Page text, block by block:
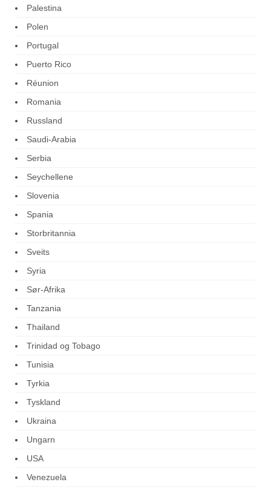
Palestina
Polen
Portugal
Puerto Rico
Réunion
Romania
Russland
Saudi-Arabia
Serbia
Seychellene
Slovenia
Spania
Storbritannia
Sveits
Syria
Sør-Afrika
Tanzania
Thailand
Trinidad og Tobago
Tunisia
Tyrkia
Tyskland
Ukraina
Ungarn
USA
Venezuela